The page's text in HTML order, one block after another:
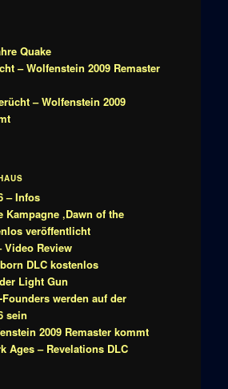
Quake
– Wolfenstein 2009 Remaster
– Wolfenstein 2009
– Infos
Kampagne ‚Dawn of the
veröffentlicht
Video Review
DLC kostenlos
Light Gun
werden auf der
sein
2009 Remaster kommt
Ages – Revelations DLC